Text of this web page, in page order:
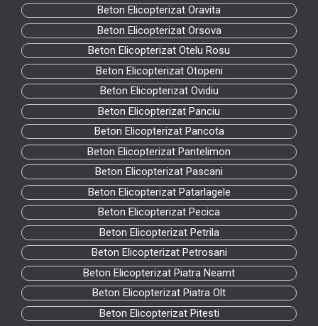
Beton Elicopterizat Oravita
Beton Elicopterizat Orsova
Beton Elicopterizat Otelu Rosu
Beton Elicopterizat Otopeni
Beton Elicopterizat Ovidiu
Beton Elicopterizat Panciu
Beton Elicopterizat Pancota
Beton Elicopterizat Pantelimon
Beton Elicopterizat Pascani
Beton Elicopterizat Patarlagele
Beton Elicopterizat Pecica
Beton Elicopterizat Petrila
Beton Elicopterizat Petrosani
Beton Elicopterizat Piatra Neamt
Beton Elicopterizat Piatra Olt
Beton Elicopterizat Pitesti